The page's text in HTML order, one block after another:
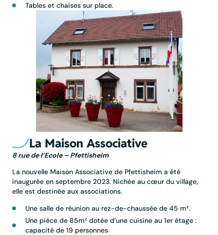
Tables et chaises sur place.
La Maison Associative
8 rue de l’Ecole – Pfettisheim
La nouvelle Maison Associative de Pfettisheim a été
inaugurée en septembre 2023. Nichée au cœur du village,
elle est destinée aux associations.
Une salle de réunion au rez-de-chaussée de 45 m².
Une pièce de 85m² dotée d’une cuisine au 1er étage :
capacité de 19 personnes